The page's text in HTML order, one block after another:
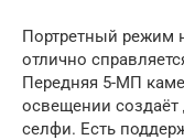
Портретный режим
отлично
Передняя 5-МП
освещении
селфи. Есть